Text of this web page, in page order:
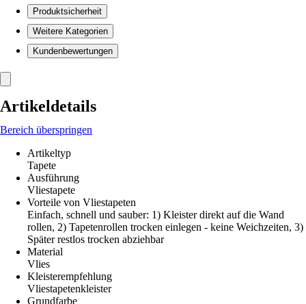
Produktsicherheit
Weitere Kategorien
Kundenbewertungen
Artikeldetails
Bereich überspringen
Artikeltyp
Tapete
Ausführung
Vliestapete
Vorteile von Vliestapeten
Einfach, schnell und sauber: 1) Kleister direkt auf die Wand
rollen, 2) Tapetenrollen trocken einlegen - keine Weichzeiten, 3)
Später restlos trocken abziehbar
Material
Vlies
Kleisterempfehlung
Vliestapetenkleister
Grundfarbe